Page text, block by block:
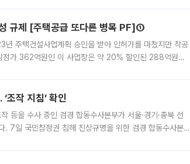
규제 [주택공급 또다른 병목 PF]①
주택건설사업계획 승인을 받아 인허가를 마쳤지만 착공
정가 362억원인 이 사업장은 약 20% 할인된 288억원에
조작 지침’ 확인
등을 수사 중인 검경 합동수사본부가 서울·경기·충북 선
7일 국민참정권 침해 진상규명을 위한 검경 합동수사본